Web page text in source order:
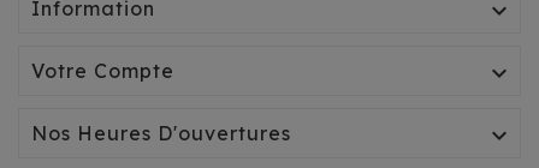
Information 
Votre Compte 
Nos Heures D'ouvertures 